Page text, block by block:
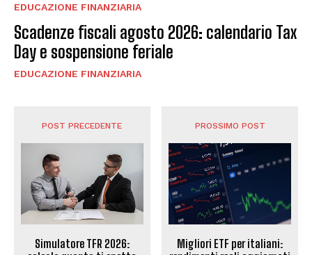
EDUCAZIONE FINANZIARIA
Scadenze fiscali agosto 2026: calendario Tax
Day e sospensione feriale
EDUCAZIONE FINANZIARIA
POST PRECEDENTE
Simulatore TFR 2026:
PROSSIMO POST
Migliori ETF per italiani: